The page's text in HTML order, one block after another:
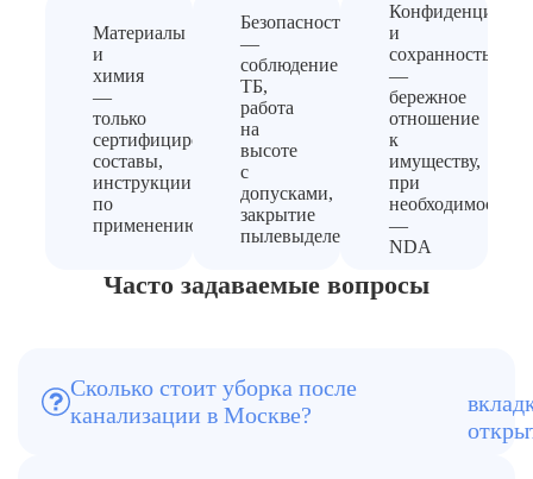
Материалы
и
химия
—
только
сертифицированные
составы,
инструкции
по
применению
Безопасность
—
соблюдение
ТБ,
работа
на
высоте
с
допусками,
закрытие
пылевыделения
и
сохранность
—
бережное
отношение
к
имуществу,
при
необходимости
—
NDA
Часто задаваемые вопросы
Сколько стоит уборка после
канализации в Москве?
Цена зависит от площади, степени
загрязнения и объёма сточных масс.
Минимальная стоимость начинается от